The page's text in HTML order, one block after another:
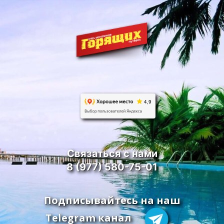
Связаться с нами
8 (977) 580-75-01
Подписывайтесь на наш
Telegram канал